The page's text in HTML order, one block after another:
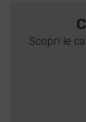
Scopri le